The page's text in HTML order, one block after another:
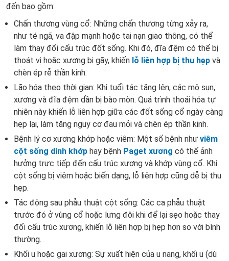
đến bao gồm:
Chấn thương vùng cổ: Những chấn thương từng xảy ra,
như té ngã, va đập mạnh hoặc tai nạn giao thông, có thể
làm thay đổi cấu trúc đốt sống. Khi đó, đĩa đệm có thể bị
thoát vị hoặc xương bị gãy, khiến lỗ liên hợp bị thu hẹp và
chèn ép rễ thần kinh.
Lão hóa theo thời gian: Khi tuổi tác tăng lên, các mô sụn,
xương và đĩa đệm dần bị bào mòn. Quá trình thoái hóa tự
nhiên này khiến lỗ liên hợp giữa các đốt sống cổ ngày càng
hẹp lại, làm tăng nguy cơ đau mỏi và chèn ép thần kinh.
Bệnh lý cơ xương khớp hoặc viêm: Một số bệnh như viêm
cột sống dính khớp hay bệnh Paget xương có thể ảnh
hưởng trực tiếp đến cấu trúc xương và khớp vùng cổ. Khi
cột sống bị viêm hoặc biến dạng, lỗ liên hợp cũng dễ bị thu
hẹp.
Tác động sau phẫu thuật cột sống: Các ca phẫu thuật
trước đó ở vùng cổ hoặc lưng đôi khi để lại sẹo hoặc thay
đổi cấu trúc xương, khiến lỗ liên hợp bị hẹp hơn so với bình
thường.
Khối u hoặc gai xương: Sự xuất hiện của u nang, khối u (dù